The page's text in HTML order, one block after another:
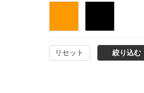
コート
リセット 絞り込む